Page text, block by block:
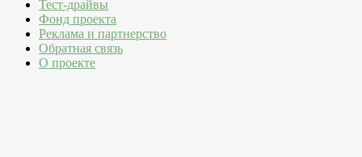
Тест-драйвы
Фонд проекта
Реклама и партнерство
Обратная связь
О проекте